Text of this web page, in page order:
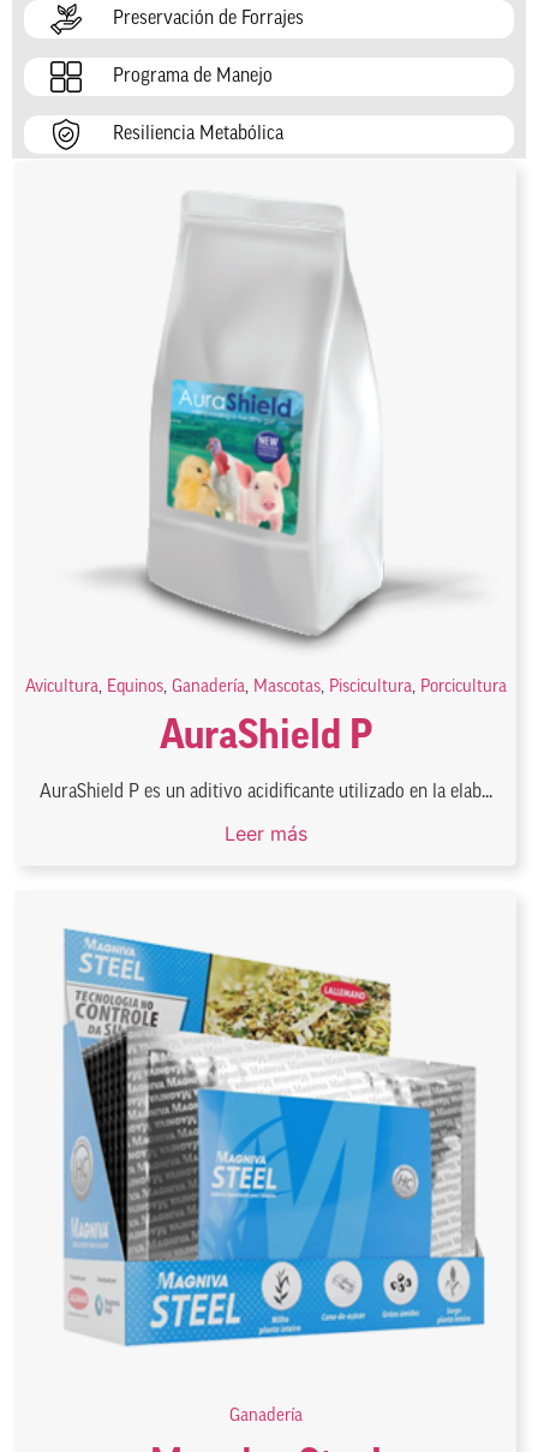
Preservación de Forrajes
Programa de Manejo
Resiliencia Metabólica
Avicultura, Equinos, Ganadería, Mascotas, Piscicultura, Porcicultura
AuraShield P
AuraShield P es un aditivo acidificante utilizado en la elab...
Leer más
Ganadería